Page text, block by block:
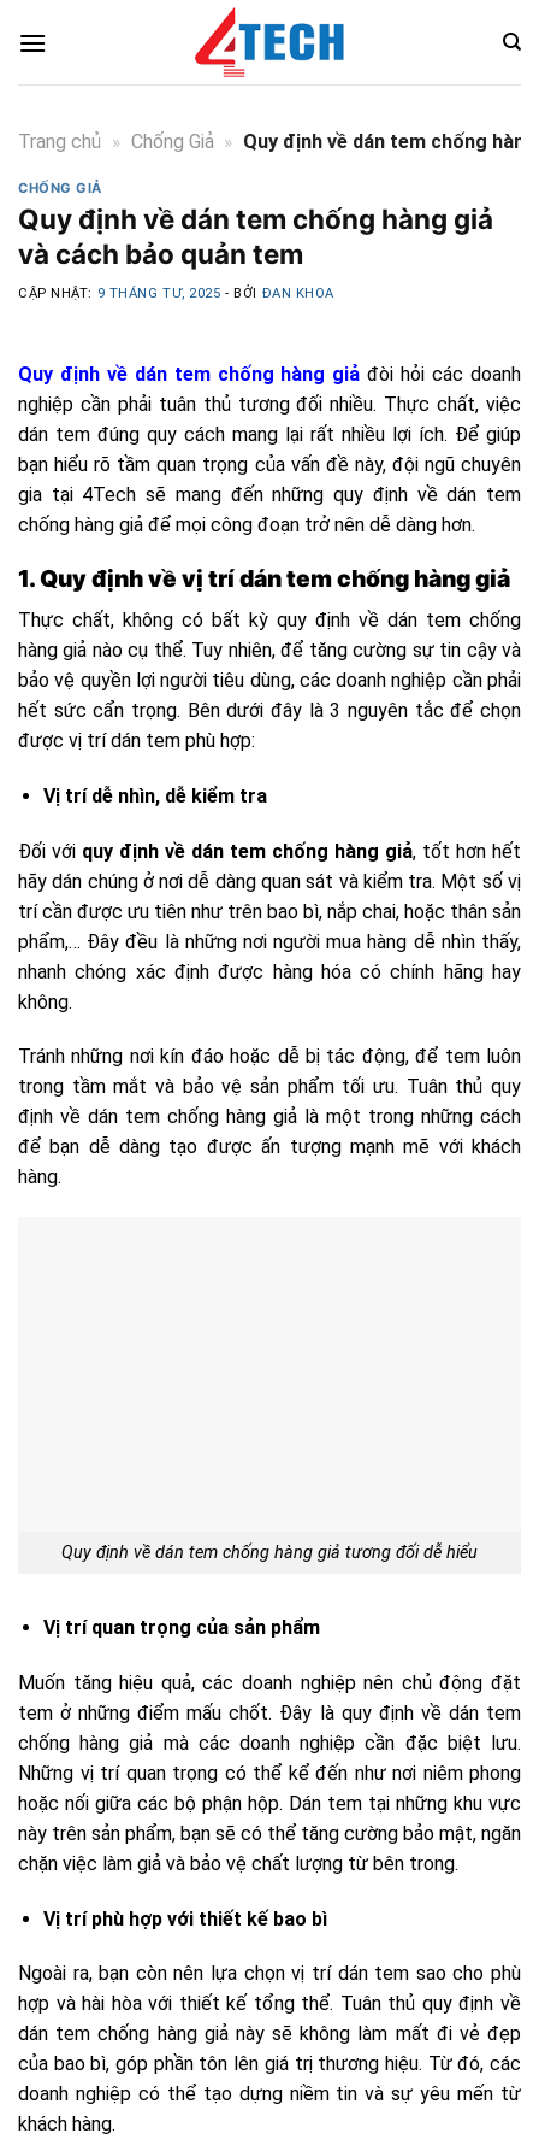
Trang chủ » Chống Giả » Quy định về dán tem chống
CHỐNG GIẢ
Quy định về dán tem chống hàng giả
và cách bảo quản tem
CẬP NHẬT: 9 THÁNG TƯ, 2025 - BỞI ĐAN KHOA
Quy định về dán tem chống hàng giả đòi hỏi các doanh
nghiệp cần phải tuân thủ tương đối nhiều. Thực chất, việc
dán tem đúng quy cách mang lại rất nhiều lợi ích. Để giúp
bạn hiểu rõ tầm quan trọng của vấn đề này, đội ngũ chuyên
gia tại 4Tech sẽ mang đến những quy định về dán tem
chống hàng giả để mọi công đoạn trở nên dễ dàng hơn.
1. Quy định về vị trí dán tem chống hàng giả
Thực chất, không có bất kỳ quy định về dán tem chống
hàng giả nào cụ thể. Tuy nhiên, để tăng cường sự tin cậy và
bảo vệ quyền lợi người tiêu dùng, các doanh nghiệp cần phải
hết sức cẩn trọng. Bên dưới đây là 3 nguyên tắc để chọn
được vị trí dán tem phù hợp:
Vị trí dễ nhìn, dễ kiểm tra
Đối với quy định về dán tem chống hàng giả, tốt hơn hết
hãy dán chúng ở nơi dễ dàng quan sát và kiểm tra. Một số vị
trí cần được ưu tiên như trên bao bì, nắp chai, hoặc thân sản
phẩm,… Đây đều là những nơi người mua hàng dễ nhìn thấy,
nhanh chóng xác định được hàng hóa có chính hãng hay
không.
Tránh những nơi kín đáo hoặc dễ bị tác động, để tem luôn
trong tầm mắt và bảo vệ sản phẩm tối ưu. Tuân thủ quy
định về dán tem chống hàng giả là một trong những cách
để bạn dễ dàng tạo được ấn tượng mạnh mẽ với khách
hàng.
Quy định về dán tem chống hàng giả tương đối dễ hiểu
Vị trí quan trọng của sản phẩm
Muốn tăng hiệu quả, các doanh nghiệp nên chủ động đặt
tem ở những điểm mấu chốt. Đây là quy định về dán tem
chống hàng giả mà các doanh nghiệp cần đặc biệt lưu.
Những vị trí quan trọng có thể kể đến như nơi niêm phong
hoặc nối giữa các bộ phận hộp. Dán tem tại những khu vực
này trên sản phẩm, bạn sẽ có thể tăng cường bảo mật, ngăn
chặn việc làm giả và bảo vệ chất lượng từ bên trong.
Vị trí phù hợp với thiết kế bao bì
Ngoài ra, bạn còn nên lựa chọn vị trí dán tem sao cho phù
hợp và hài hòa với thiết kế tổng thể. Tuân thủ quy định về
dán tem chống hàng giả này sẽ không làm mất đi vẻ đẹp
của bao bì, góp phần tôn lên giá trị thương hiệu. Từ đó, các
doanh nghiệp có thể tạo dựng niềm tin và sự yêu mến từ
khách hàng.